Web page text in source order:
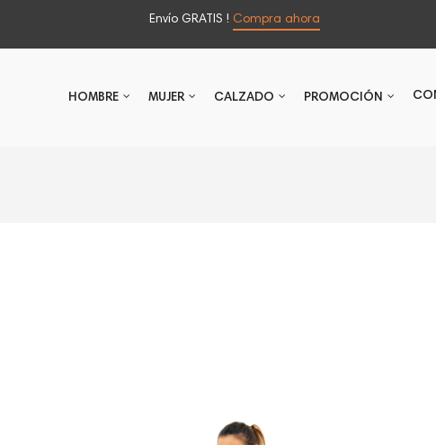
Envío GRATIS ! Compra ahora
HOMBRE MUJER CALZADO PROMOCIÓN